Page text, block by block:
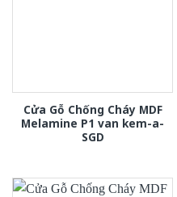
Cửa Gỗ Chống Cháy MDF
Melamine P1 van kem-a-
SGD